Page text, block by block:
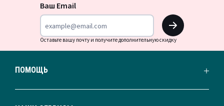
Ваш Email
OK
Оставьте вашу почту и получите дополнительную скидку
ПОМОЩЬ